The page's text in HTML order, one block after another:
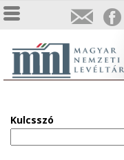
Kulcsszó